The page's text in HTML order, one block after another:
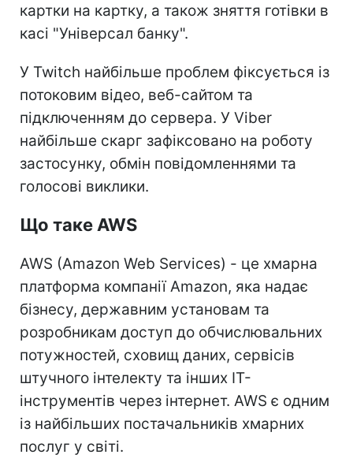
картки на картку, а також зняття готівки в
касі "Універсал банку".
У Twitch найбільше проблем фіксується із
потоковим відео, веб-сайтом та
підключенням до сервера. У Viber
найбільше скарг зафіксовано на роботу
застосунку, обмін повідомленнями та
голосові виклики.
Що таке AWS
AWS (Amazon Web Services) - це хмарна
платформа компанії Amazon, яка надає
бізнесу, державним установам та
розробникам доступ до обчислювальних
потужностей, сховищ даних, сервісів
штучного інтелекту та інших ІТ-
інструментів через інтернет. AWS є одним
із найбільших постачальників хмарних
послуг у світі.